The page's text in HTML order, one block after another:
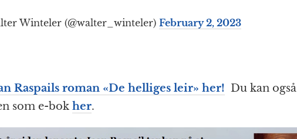
Winteler (@walter_winteler) February 2, 2023
Raspails roman «De helliges leir» her! Du kan også
som e-bok her.